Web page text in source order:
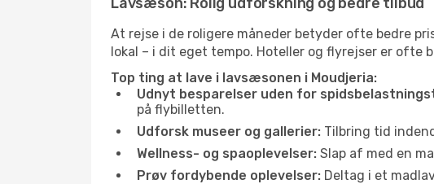
At rejse i de roligere måneder betyder ofte bedre
lokal – i dit eget tempo. Hoteller og flyrejser er
Top ting at lave i lavsæsonen i Moudjeria:
Udnyt besparelser uden for
på flybilletten.
Udforsk museer og gallerier: Tilbring tid
Wellness- og spaoplevelser: Slap af med en
Prøv fordybende oplevelser: Deltag i et